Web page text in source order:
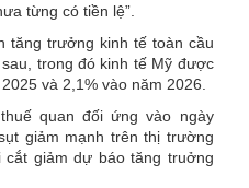
từng có tiền lệ”.
tăng trưởng kinh tế toàn cầu
trong đó kinh tế Mỹ được
và 2,1% vào năm 2026.
quan đối ứng vào ngày
giảm mạnh trên thị trường
giảm dự báo tăng truởng